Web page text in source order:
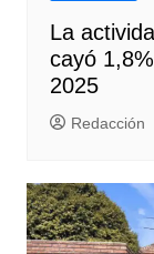
La
cayó
2025
Redacción